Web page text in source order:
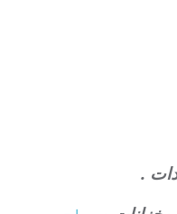
.